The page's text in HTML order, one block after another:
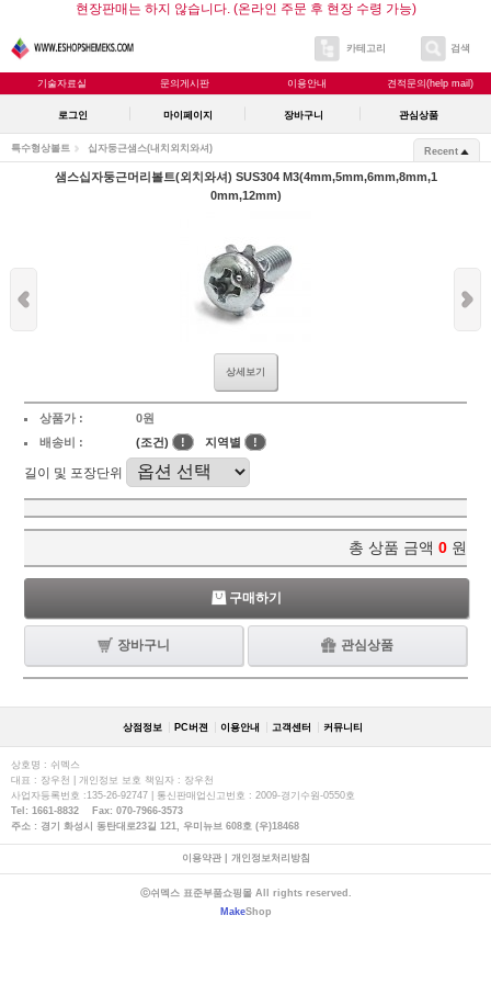
현장판매는 하지 않습니다. (온라인 주문 후 현장 수령 가능)
카테고리 검색
기술자료실 문의게시판 이용안내 견적문의(help mail)
로그인 마이페이지 장바구니 관심상품
특수형상볼트 십자둥근샘스(내치외치와셔) Recent
샘스십자둥근머리볼트(외치와셔) SUS304 M3(4mm,5mm,6mm,8mm,1
0mm,12mm)
상세보기
상품가 :
0원
배송비 :
(조건) ! 지역별 !
길이 및 포장단위
총 상품 금액 0 원
구매하기
장바구니 관심상품
상점정보 PC버젼 이용안내 고객센터 커뮤니티
상호명 : 쉬멕스
대표 : 장우천 | 개인정보 보호 책임자 : 장우천
사업자등록번호 :135-26-92747 | 통신판매업신고번호 : 2009-경기수원-0550호
Tel: 1661-8832 Fax: 070-7966-3573
주소 : 경기 화성시 동탄대로23길 121, 우미뉴브 608호 (우)18468
이용약관| 개인정보처리방침
ⓒ쉬멕스 표준부품쇼핑몰 All rights reserved.
MakeShop